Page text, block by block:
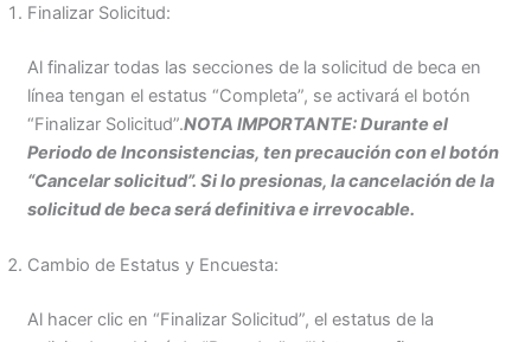
Finalizar Solicitud:
Al finalizar todas las secciones de la solicitud de beca en
línea tengan el estatus “Completa”, se activará el botón
“Finalizar Solicitud”.NOTA IMPORTANTE: Durante el
Periodo de Inconsistencias, ten precaución con el botón
“Cancelar solicitud”. Si lo presionas, la cancelación de la
solicitud de beca será definitiva e irrevocable.
Cambio de Estatus y Encuesta:
Al hacer clic en “Finalizar Solicitud”, el estatus de la